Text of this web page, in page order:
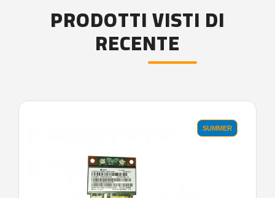
PRODOTTI VISTI DI
RECENTE
SUMMER